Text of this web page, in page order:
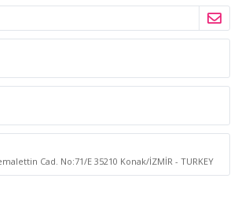
Cad. No:71/E 35210 Konak/İZMİR - TURKEY